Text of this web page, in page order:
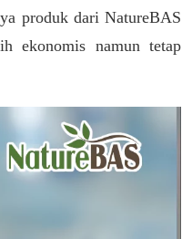
produk dari NatureBAS
ekonomis namun tetap